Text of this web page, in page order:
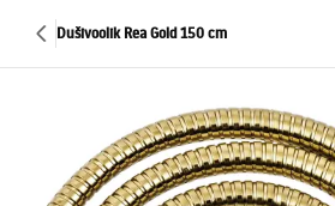
Dušivoolik Rea Gold 150 cm